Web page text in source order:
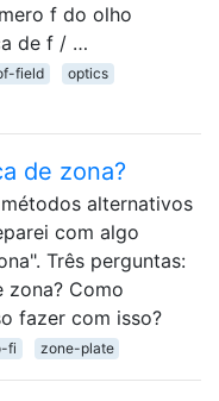
f do olho
de f / …
field
optics
de zona?
alternativos
com algo
Três perguntas:
zona? Como
fazer com isso?
fi zone-plate